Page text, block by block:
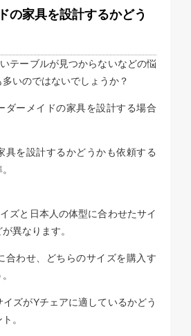
の家具を設計するかどう
テーブルが見つからないなどの悩
いのではないでしょうか？
ダーメイドの家具を設計する場合
具を設計するかどうかも依頼する
ズと日本人の体型に合わせたサイ
異なります。
合わせ、どちらのサイズを購入す
イズがYチェアに適しているかどう
。